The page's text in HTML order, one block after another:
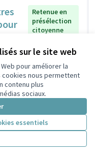
sur le site web
pour améliorer la
cookies nous permettent
contenu plus
sociaux.
essentiels
Retenue en
présélection
citoyenne